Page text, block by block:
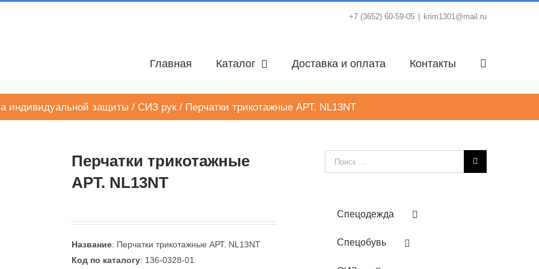
+7 (3652) 60-59-05 krim1301@mail.ru
Главная Каталог Доставка и оплата Контакты
индивидуальной защиты / СИЗ рук / Перчатки трикотажные АРТ. NL13NT
Перчатки трикотажные
АРТ. NL13NT
Название: Перчатки трикотажные АРТ. NL13NT
Код по каталогу: 136-0328-01
Результат
поиска:
Спецодежда
Спецобувь